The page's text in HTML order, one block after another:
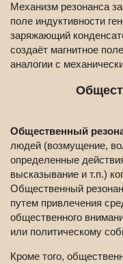
Механизм резонанса
поле индуктивности
заряжающий
создаёт магнитное
аналогии с
Общественный
людей (возмущение,
определенные
высказывание и т.п.)
Общественный
путем привлечения
общественного
или политическому
Кроме того,